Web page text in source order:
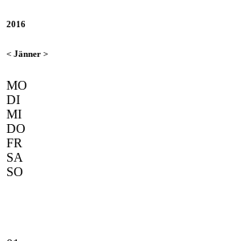
2016
< Jänner >
MO
DI
MI
DO
FR
SA
SO